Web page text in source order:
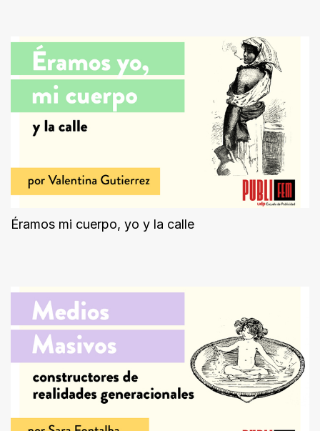
Éramos mi cuerpo, yo y la calle